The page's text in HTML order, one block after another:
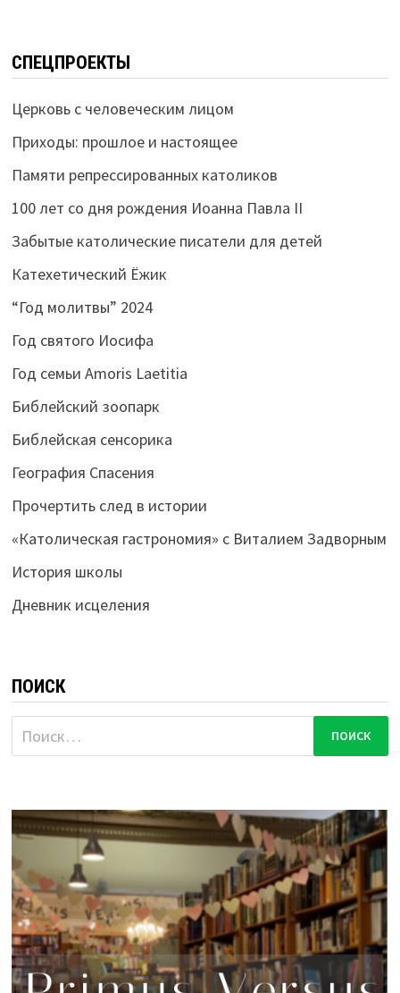
СПЕЦПРОЕКТЫ
Церковь с человеческим лицом
Приходы: прошлое и настоящее
Памяти репрессированных католиков
100 лет со дня рождения Иоанна Павла II
Забытые католические писатели для детей
Катехетический Ёжик
“Год молитвы” 2024
Год святого Иосифа
Год семьи Amoris Laetitia
Библейский зоопарк
Библейская сенсорика
География Спасения
Прочертить след в истории
«Католическая гастрономия» с Виталием Задворным
История школы
Дневник исцеления
ПОИСК
Найти: